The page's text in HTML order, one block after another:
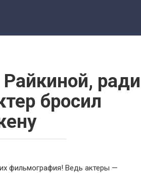
ради
бросил
фильмография! Ведь актеры —